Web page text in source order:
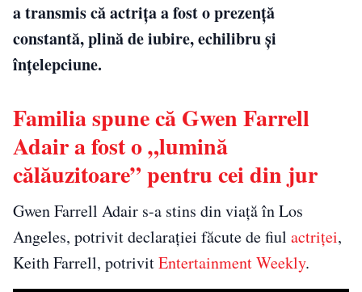
a transmis că actrița a fost o prezență
constantă, plină de iubire, echilibru și
înțelepciune.
Familia spune că Gwen Farrell
Adair a fost o „lumină
călăuzitoare” pentru cei din jur
Gwen Farrell Adair s-a stins din viață în Los
Angeles, potrivit declarației făcute de fiul actriței,
Keith Farrell, potrivitEntertainment Weekly.